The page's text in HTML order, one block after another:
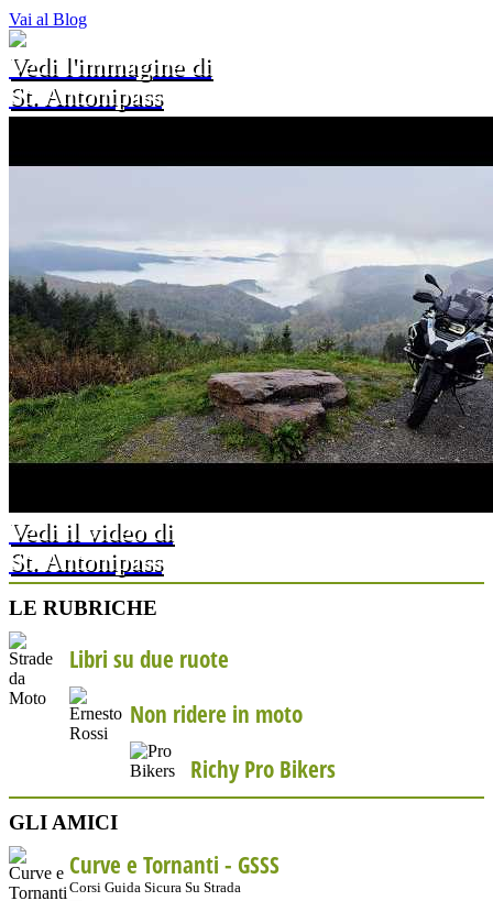
Vai al Blog
Vedi l'immagine di
St. Antonipass
Vedi il video di
St. Antonipass
LE RUBRICHE
Libri su due ruote
Non ridere in moto
Richy Pro Bikers
GLI AMICI
Curve e Tornanti - GSSS
Corsi Guida Sicura Su Strada